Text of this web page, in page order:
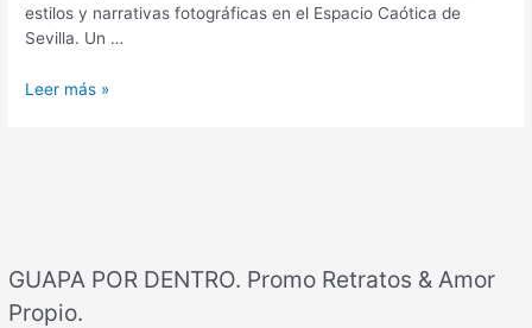
GUAPA POR DENTRO. Promo Retratos & Amor
Propio.
estilos y narrativas fotográficas en el Espacio Caótica de
Sevilla. Un …
Leer más »